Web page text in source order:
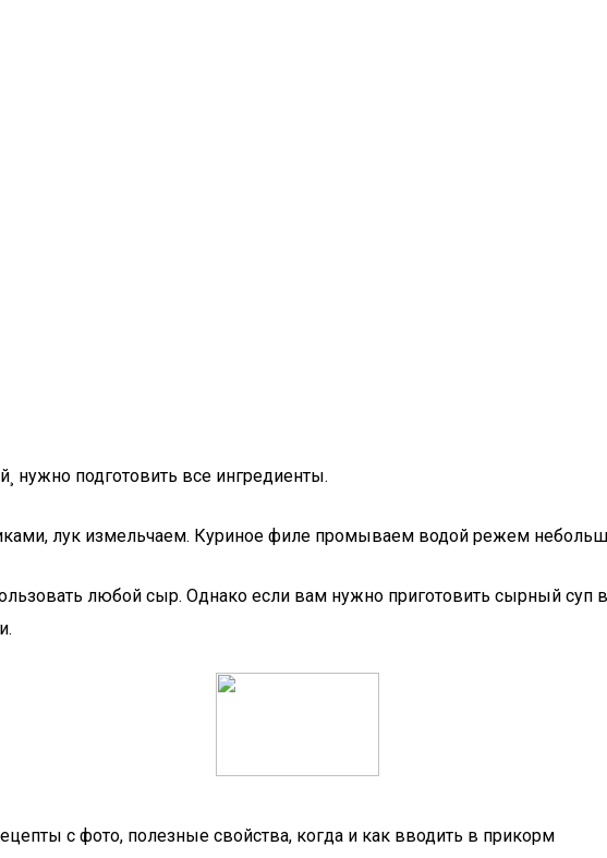
нужно подготовить все ингредиенты.
лук измельчаем. Куриное филе промываем водой режем
любой сыр. Однако если вам нужно приготовить сырный суп
с фото, полезные свойства, когда и как вводить в прикорм